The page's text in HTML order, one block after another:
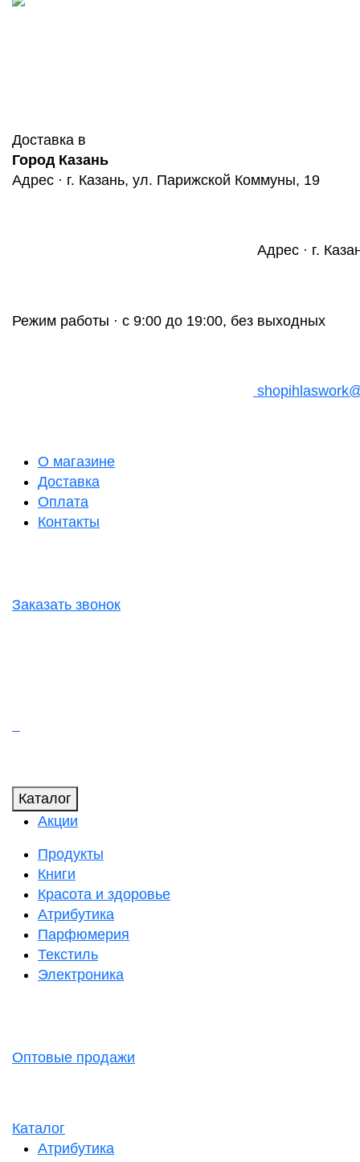
Доставка в
Город Казань
Адрес · г. Казань, ул. Парижской Коммуны, 19
Адрес · г.
Режим работы · с 9:00 до 19:00, без выходных
О магазине
Доставка
Оплата
Контакты
Заказать звонок
Каталог
Акции
Продукты
Книги
Красота и здоровье
Атрибутика
Парфюмерия
Текстиль
Электроника
Оптовые продажи
Каталог
Атрибутика